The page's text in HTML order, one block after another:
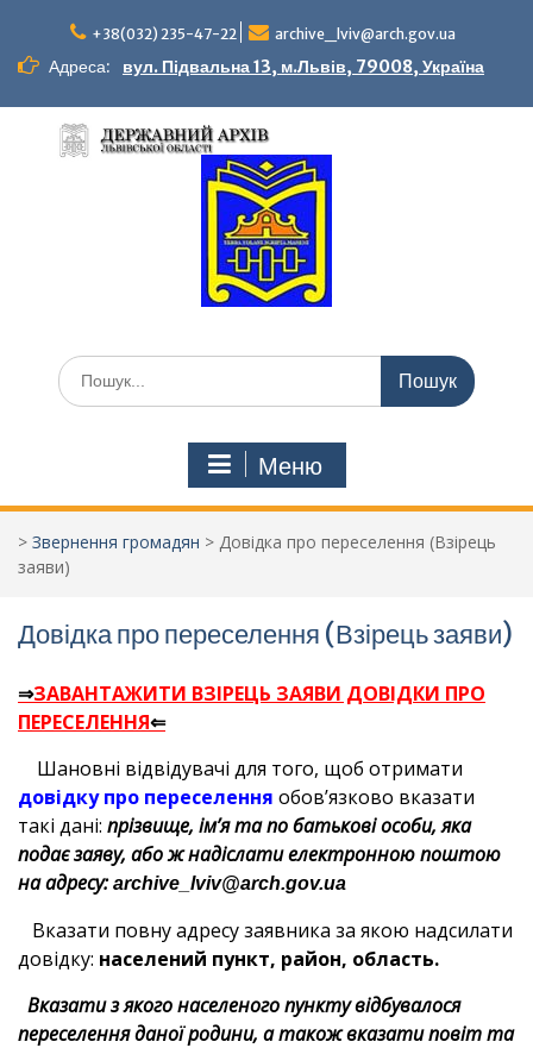
вмісту
+38(032) 235-47-22 archive_lviv@arch.gov.ua
Адреса: вул. Підвальна 13, м.Львів, 79008, Україна
Шукати:
Меню
> Звернення громадян > Довідка про переселення (Взірець
заяви)
Довідка про переселення (Взірець заяви)
⇒ЗАВАНТАЖИТИ ВЗІРЕЦЬ ЗАЯВИ ДОВІДКИ ПРО
ПЕРЕСЕЛЕННЯ⇐
Шановні відвідувачі для того, щоб отримати
довідку про переселення обов’язково вказати
такі дані: прізвище, ім’я та по батькові особи, яка
подає заяву, або ж надіслати електронною поштою
на адресу:archive_lviv@arch.gov.ua
Вказати повну адресу заявника за якою надсилати
довідку: населений пункт, район, область.
Вказати з якого населеного пункту відбувалося
переселення даної родини, а також вказати повіт та